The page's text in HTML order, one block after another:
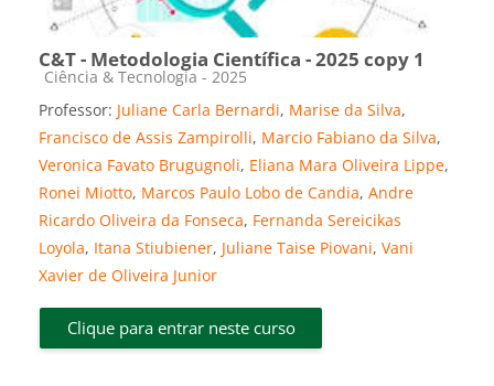
C&T - Metodologia Científica - 2025 copy 1
Categoria do curso
Ciência & Tecnologia - 2025
Professor: Juliane Carla Bernardi, Marise da Silva,
Francisco de Assis Zampirolli, Marcio Fabiano da Silva,
Veronica Favato Brugugnoli, Eliana Mara Oliveira Lippe,
Ronei Miotto, Marcos Paulo Lobo de Candia, Andre
Ricardo Oliveira da Fonseca, Fernanda Sereicikas
Loyola, Itana Stiubiener, Juliane Taise Piovani, Vani
Xavier de Oliveira Junior
Clique para entrar neste curso